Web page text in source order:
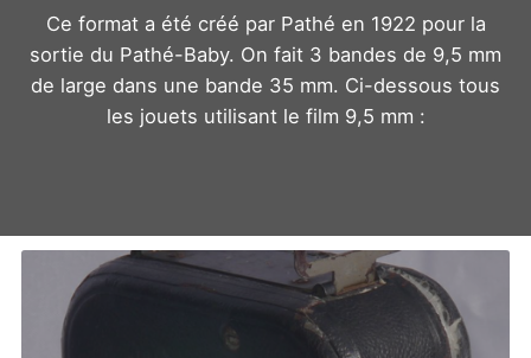
Ce format a été créé par Pathé en 1922 pour la
sortie du Pathé-Baby. On fait 3 bandes de 9,5 mm
de large dans une bande 35 mm. Ci-dessous tous
les jouets utilisant le film 9,5 mm :